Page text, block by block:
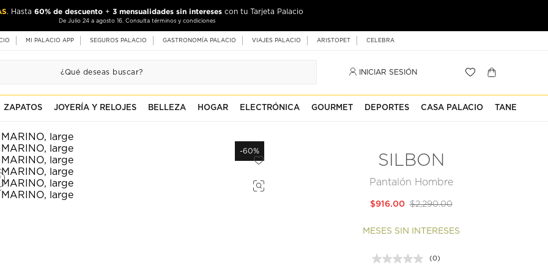
. Hasta 60% de descuento + 3 mensualidades sin intereses con tu Tarjeta Palacio
De Julio 24 a agosto 16. Consulta términos y condiciones
MI PALACIO APP SEGUROS PALACIO GASTRONOMÍA PALACIO VIAJES PALACIO ARISTOPET CELEBRA
INICIAR SESIÓN
ZAPATOS JOYERÍA Y RELOJES BELLEZA HOGAR ELECTRÓNICA GOURMET DEPORTES CASA PALACIO TANE
-60%
SILBON
Pantalón Hombre
$2,290.00
$916.00
MESES SIN INTERESES
Sin
(0)